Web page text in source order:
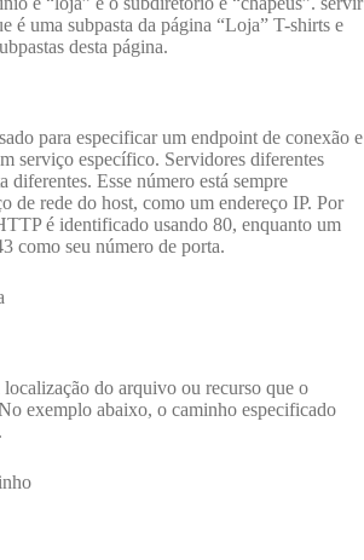
é uma subpasta da página “Loja” T-shirts e
desta página.
para especificar um endpoint de conexão e
serviço específico. Servidores diferentes
diferentes. Esse número está sempre
de rede do host, como um endereço IP. Por
é identificado usando 80, enquanto um
como seu número de porta.
do arquivo ou recurso que o
exemplo abaixo, o caminho especificado